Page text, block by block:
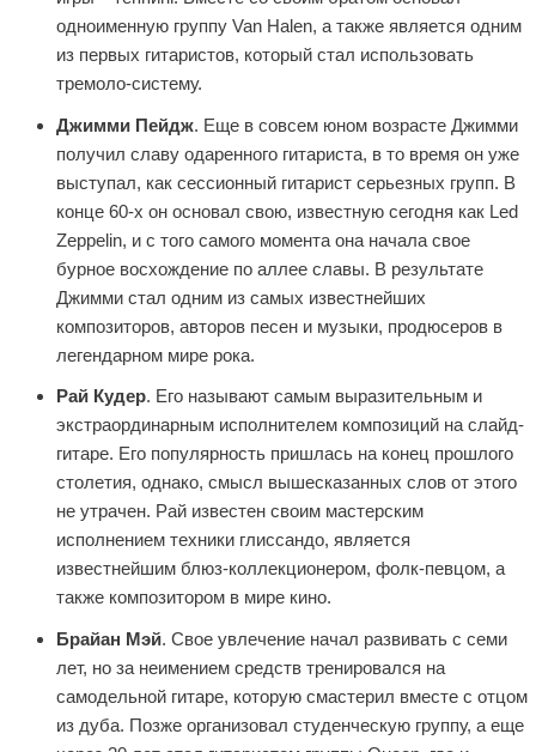
одноименную группу Van Halen, а также является одним
из первых гитаристов, который стал использовать
тремоло-систему.
Джимми Пейдж. Еще в совсем юном возрасте Джимми
получил славу одаренного гитариста, в то время он уже
выступал, как сессионный гитарист серьезных групп. В
конце 60-х он основал свою, известную сегодня как Led
Zeppelin, и с того самого момента она начала свое
бурное восхождение по аллее славы. В результате
Джимми стал одним из самых известнейших
композиторов, авторов песен и музыки, продюсеров в
легендарном мире рока.
Рай Кудер. Его называют самым выразительным и
экстраординарным исполнителем композиций на слайд-
гитаре. Его популярность пришлась на конец прошлого
столетия, однако, смысл вышесказанных слов от этого
не утрачен. Рай известен своим мастерским
исполнением техники глиссандо, является
известнейшим блюз-коллекционером, фолк-певцом, а
также композитором в мире кино.
Брайан Мэй. Свое увлечение начал развивать с семи
лет, но за неимением средств тренировался на
самодельной гитаре, которую смастерил вместе с отцом
из дуба. Позже организовал студенческую группу, а еще